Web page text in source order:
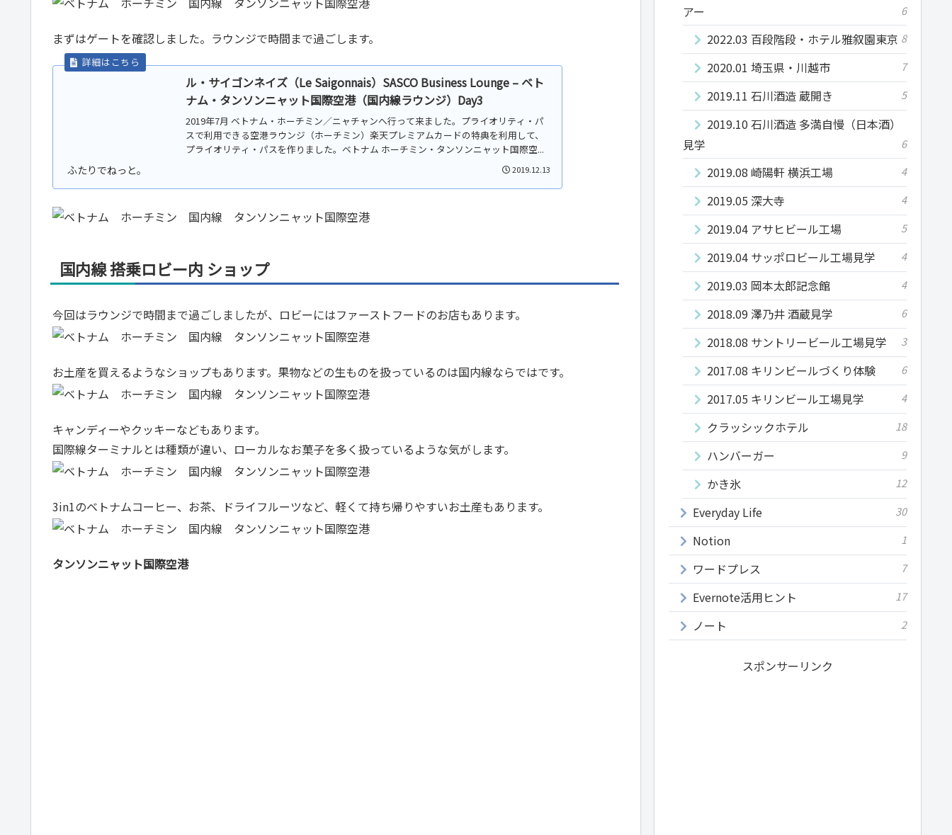
まずはゲートを確認しました。ラウンジで時間まで過ごします。
ル・サイゴンネイズ（Le Saigonnais）SASCO Business Lounge – ベト
ナム・タンソンニャット国際空港（国内線ラウンジ）Day3
2019年7月 ベトナム・ホーチミン／ニャチャンへ行って来ました。プライオリティ・パ
スで利用できる空港ラウンジ（ホーチミン）楽天プレミアムカードの特典を利用して、
プライオリティ・パスを作りました。ベトナム ホーチミン・タンソンニャット国際空...
2019.12.13
国内線 搭乗ロビー内 ショップ
今回はラウンジで時間まで過ごしましたが、ロビーにはファーストフードのお店もあります。
お土産を買えるようなショップもあります。果物などの生ものを扱っているのは国内線ならではです。
キャンディーやクッキーなどもあります。
国際線ターミナルとは種類が違い、ローカルなお菓子を多く扱っているような気がします。
3in1のベトナムコーヒー、お茶、ドライフルーツなど、軽くて持ち帰りやすいお土産もあります。
タンソンニャット国際空港
アー
6
2022.03 百段階段・ホテル雅叙園東京 8
2020.01 埼玉県・川越市 7
2019.11 石川酒造 蔵開き 5
2019.10 石川酒造 多満自慢（日本酒）
見学
6
2019.08 崎陽軒 横浜工場 4
2019.05 深大寺 4
2019.04 アサヒビール工場 5
2019.04 サッポロビール工場見学 4
2019.03 岡本太郎記念館 4
2018.09 澤乃井 酒蔵見学 6
2018.08 サントリービール工場見学 3
2017.08 キリンビールづくり体験 6
2017.05 キリンビール工場見学 4
クラッシックホテル 18
ハンバーガー 9
かき氷 12
Everyday Life 30
Notion 1
ワードプレス 7
Evernote活用ヒント 17
ノート 2
スポンサーリンク